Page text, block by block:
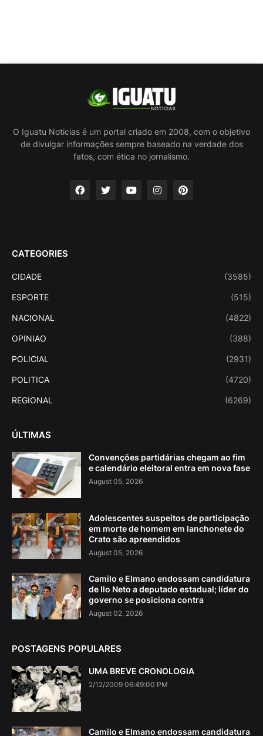
O Iguatu Noticias é um portal criado em 2008, com o objetivo
de divulgar informações sempre baseado na verdade dos
fatos, com ética no jornalismo.
CATEGORIES
CIDADE (3585)
ESPORTE (515)
NACIONAL (4822)
OPINIAO (388)
POLICIAL (2931)
POLITICA (4720)
REGIONAL (6269)
ÚLTIMAS
Convenções partidárias chegam ao fim
e calendário eleitoral entra em nova fase
August 05, 2026
Adolescentes suspeitos de participação
em morte de homem em lanchonete do
Crato são apreendidos
August 05, 2026
Camilo e Elmano endossam candidatura
de Ilo Neto a deputado estadual; líder do
governo se posiciona contra
August 02, 2026
POSTAGENS POPULARES
UMA BREVE CRONOLOGIA
2/12/2009 06:49:00 PM
Camilo e Elmano endossam candidatura